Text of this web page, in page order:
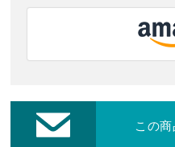
この
レーザー・切断機等
修理・集荷依頼フォーム
各種お問い合わせ・カタ